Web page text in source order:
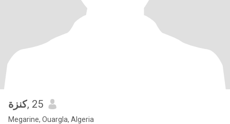
كنزة, 25
Megarine, Ouargla, Algeria